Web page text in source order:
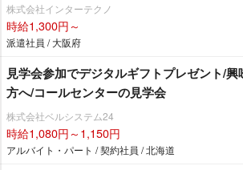
株式会社インターテクノ
時給1,300円～
派遣社員 / 大阪府
見学会参加でデジタルギフトプレゼント/
方へ/コールセンターの見学会
株式会社ベルシステム24
時給1,080円～1,150円
アルバイト・パート / 契約社員 / 北海道